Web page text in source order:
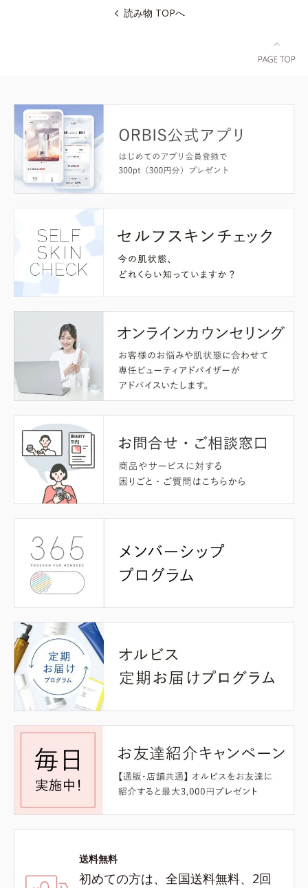
読み物 TOPへ
送料無料
初めての方は、全国送料無料、2回